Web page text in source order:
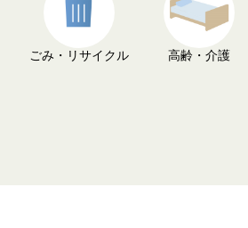
ごみ・リサイクル 高齢・介護